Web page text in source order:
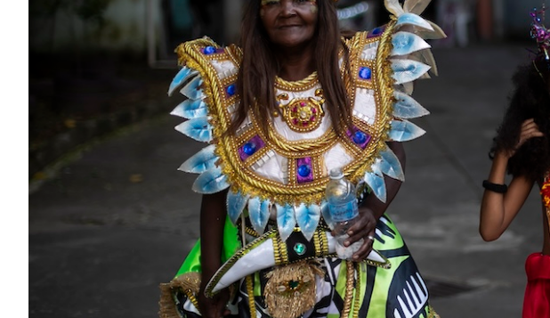
Scienza
Cultura
Europa
Altrecose
Mondiali calcio 2026
I MIEI PREFERITI